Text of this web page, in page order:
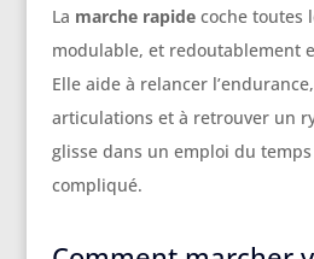
La marche rapidecoche toutes
modulable, et redoutablement
Elle aide à relancer
articulations et à retrouver un
glisse dans un emploi du
compliqué.